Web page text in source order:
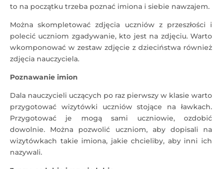
to na początku trzeba poznać imiona i siebie nawzajem.
Można skompletować zdjęcia uczniów z przeszłości i
polecić uczniom zgadywanie, kto jest na zdjęciu. Warto
wkomponować w zestaw zdjęcie z dzieciństwa również
zdjęcia nauczyciela.
Poznawanie imion
Dala nauczycieli uczących po raz pierwszy w klasie warto
przygotować wizytówki uczniów stojące na ławkach.
Przygotować je mogą sami uczniowie, ozdobić
dowolnie. Można pozwolić uczniom, aby dopisali na
wizytówkach takie imiona, jakie chcieliby, aby inni ich
nazywali.